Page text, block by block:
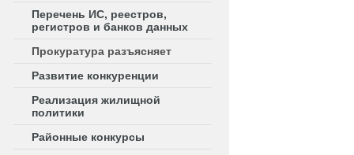
Перечень ИС, реестров,
регистров и банков данных
Прокуратура разъясняет
Развитие конкуренции
Реализация жилищной
политики
Районные конкурсы